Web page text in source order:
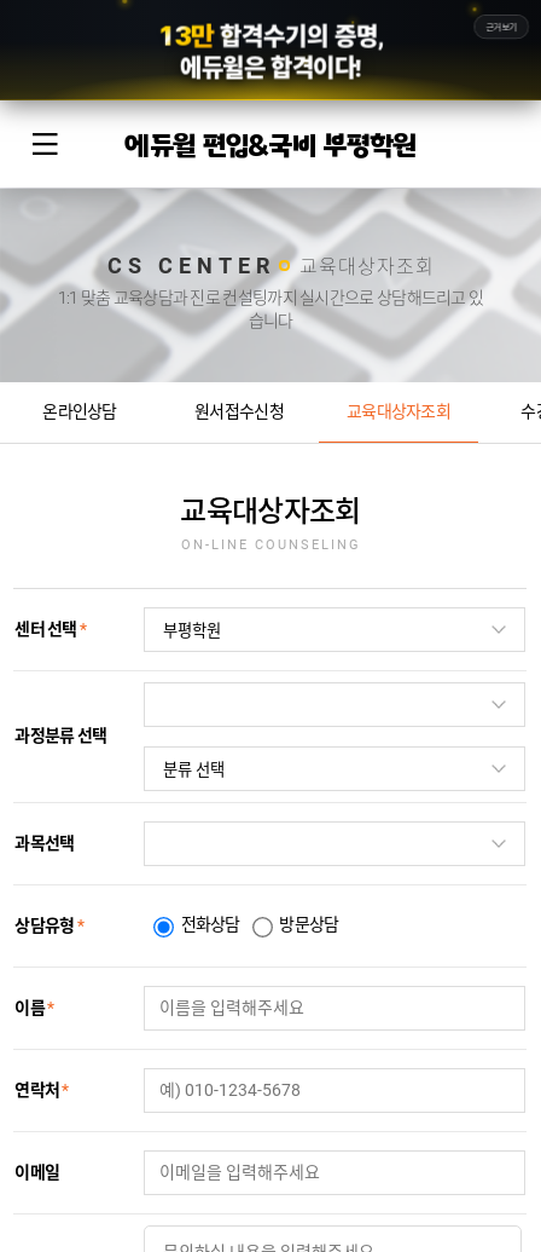
13만 합격수기의 증명,
에듀윌은 합격이다!
근거보기
에듀윌 편입&국비 부평학원
CS CENTER 교육대상자조회
1:1 맞춤 교육상담과 진로 컨설팅까지 실시간으로 상담해드리고 있
습니다
온라인상담 원서접수신청 교육대상자조회 수
교육대상자조회
ON-LINE COUNSELING
센터 선택*
과정분류 선택
과목선택
상담유형* 전화상담 방문상담
이름*
연락처 *
이메일